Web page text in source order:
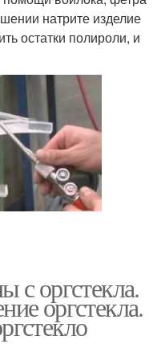
натрите изделие
остатки полироли, и
с оргстекла.
оргстекла.